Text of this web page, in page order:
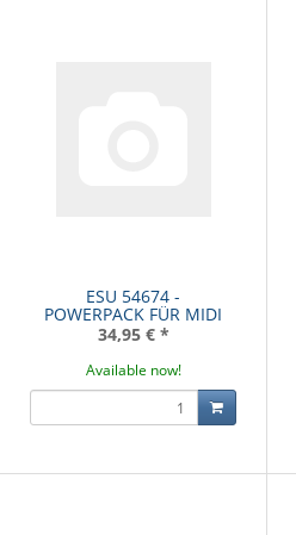
ESU 54674 -
POWERPACK FÜR MIDI
34,95 € *
Available now!